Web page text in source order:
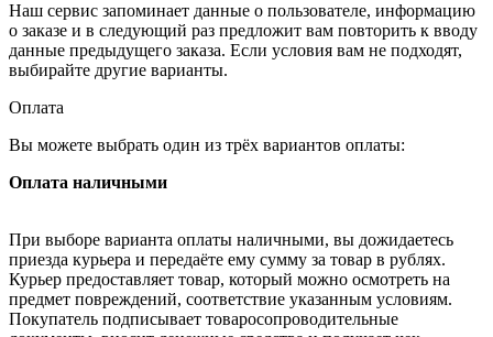
Наш сервис запоминает данные о пользователе, информацию
о заказе и в следующий раз предложит вам повторить к вводу
данные предыдущего заказа. Если условия вам не подходят,
выбирайте другие варианты.
Оплата
Вы можете выбрать один из трёх вариантов оплаты:
Оплата наличными
При выборе варианта оплаты наличными, вы дожидаетесь
приезда курьера и передаёте ему сумму за товар в рублях.
Курьер предоставляет товар, который можно осмотреть на
предмет повреждений, соответствие указанным условиям.
Покупатель подписывает товаросопроводительные